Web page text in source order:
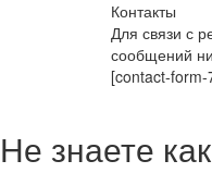
Контакты
Для связи с
сообщений
[contact-
Не знаете